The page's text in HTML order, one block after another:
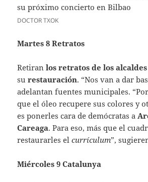
DOCTOR TXOK
Martes 8 Retratos
Retiranlos retratos de los
su restauración. “Nos van a dar
adelantan fuentes municipales.
que el óleo recupere sus colores y
es ponerles cara de demócratas a
Careaga. Para eso, más que el
restaurarles el currículum”,
Miércoles 9 Catalunya